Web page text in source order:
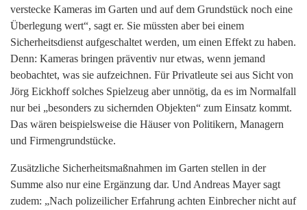
verstecke Kameras im Garten und auf dem Grundstück noch eine
Überlegung wert“, sagt er. Sie müssten aber bei einem
Sicherheitsdienst aufgeschaltet werden, um einen Effekt zu haben.
Denn: Kameras bringen präventiv nur etwas, wenn jemand
beobachtet, was sie aufzeichnen. Für Privatleute sei aus Sicht von
Jörg Eickhoff solches Spielzeug aber unnötig, da es im Normalfall
nur bei „besonders zu sichernden Objekten“ zum Einsatz kommt.
Das wären beispielsweise die Häuser von Politikern, Managern
und Firmengrundstücke.
Zusätzliche Sicherheitsmaßnahmen im Garten stellen in der
Summe also nur eine Ergänzung dar. Und Andreas Mayer sagt
zudem: „Nach polizeilicher Erfahrung achten Einbrecher nicht auf